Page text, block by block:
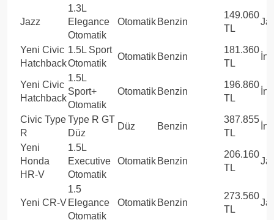
Jazz
1.3L
Elegance
Otomatik
Otomatik Benzin
149.060
TL
Yeni Civic
Hatchback
1.5L Sport
Otomatik
Otomatik Benzin
181.360
TL
Yeni Civic
Hatchback
1.5L
Sport+
Otomatik
Otomatik Benzin
196.860
TL
Civic Type
R
Type R GT
Düz
Düz Benzin
387.855
TL
Yeni
Honda
HR-V
1.5L
Executive
Otomatik
Otomatik Benzin
206.160
TL
Yeni CR-V
1.5
Elegance
Otomatik
Otomatik Benzin
273.560
TL